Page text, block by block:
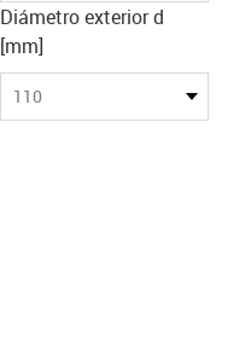
Diámetro exterior d
[mm]
110